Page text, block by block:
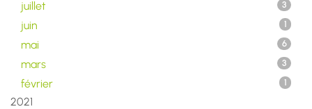
juillet 3
juin 1
mai 6
mars 3
février 1
2021